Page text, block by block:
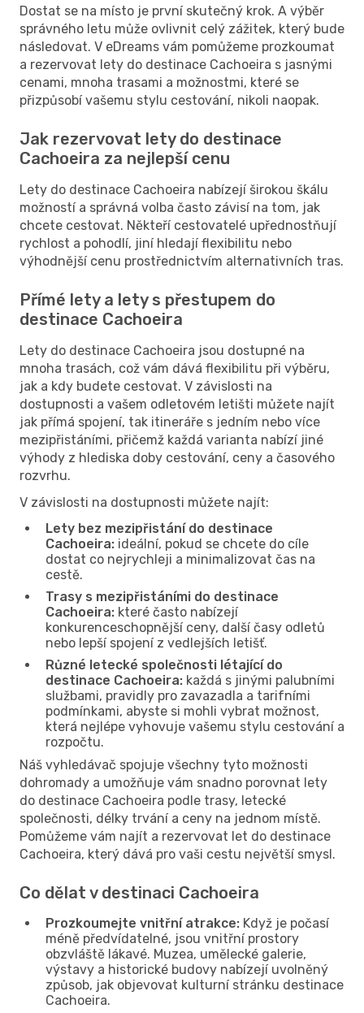
Dostat se na místo je první skutečný krok. A výběr
správného letu může ovlivnit celý zážitek, který bude
následovat. V eDreams vám pomůžeme prozkoumat
a rezervovat lety do destinace Cachoeira s jasnými
cenami, mnoha trasami a možnostmi, které se
přizpůsobí vašemu stylu cestování, nikoli naopak.
Jak rezervovat lety do destinace
Cachoeira za nejlepší cenu
Lety do destinace Cachoeira nabízejí širokou škálu
možností a správná volba často závisí na tom, jak
chcete cestovat. Někteří cestovatelé upřednostňují
rychlost a pohodlí, jiní hledají flexibilitu nebo
výhodnější cenu prostřednictvím alternativních tras.
Přímé lety a lety s přestupem do
destinace Cachoeira
Lety do destinace Cachoeira jsou dostupné na
mnoha trasách, což vám dává flexibilitu při výběru,
jak a kdy budete cestovat. V závislosti na
dostupnosti a vašem odletovém letišti můžete najít
jak přímá spojení, tak itineráře s jedním nebo více
mezipřistáními, přičemž každá varianta nabízí jiné
výhody z hlediska doby cestování, ceny a časového
rozvrhu.
V závislosti na dostupnosti můžete najít:
Lety bez mezipřistání do destinace
Cachoeira: ideální, pokud se chcete do cíle
dostat co nejrychleji a minimalizovat čas na
cestě.
Trasy s mezipřistáními do destinace
Cachoeira: které často nabízejí
konkurenceschopnější ceny, další časy odletů
nebo lepší spojení z vedlejších letišť.
Různé letecké společnosti létající do
destinace Cachoeira: každá s jinými palubními
službami, pravidly pro zavazadla a tarifními
podmínkami, abyste si mohli vybrat možnost,
která nejlépe vyhovuje vašemu stylu cestování a
rozpočtu.
Náš vyhledávač spojuje všechny tyto možnosti
dohromady a umožňuje vám snadno porovnat lety
do destinace Cachoeira podle trasy, letecké
společnosti, délky trvání a ceny na jednom místě.
Pomůžeme vám najít a rezervovat let do destinace
Cachoeira, který dává pro vaši cestu největší smysl.
Co dělat v destinaci Cachoeira
Prozkoumejte vnitřní atrakce: Když je počasí
méně předvídatelné, jsou vnitřní prostory
obzvláště lákavé. Muzea, umělecké galerie,
výstavy a historické budovy nabízejí uvolněný
způsob, jak objevovat kulturní stránku destinace
Cachoeira.